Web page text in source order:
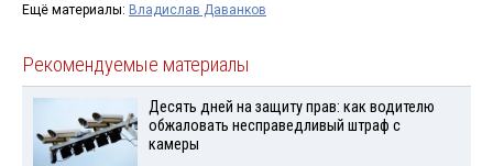
Ещё материалы: Владислав Даванков
Рекомендуемые материалы
Десять дней на защиту прав: как водителю
обжаловать несправедливый штраф с
камеры